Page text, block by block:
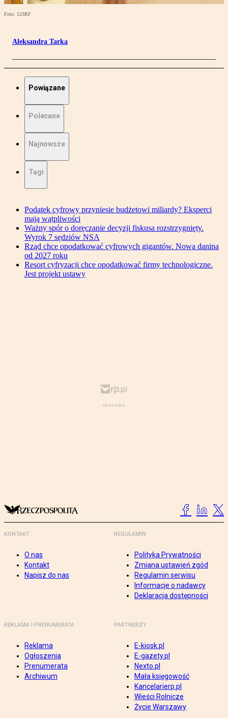
Foto: 123RF
Aleksandra Tarka
Powiązane
Polecane
Najnowsze
Tagi
Podatek cyfrowy przyniesie budżetowi miliardy? Eksperci
mają wątpliwości
Ważny spór o doręczanie decyzji fiskusa rozstrzygnięty.
Wyrok 7 sędziów NSA
Rząd chce opodatkować cyfrowych gigantów. Nowa danina
od 2027 roku
Resort cyfryzacji chce opodatkować firmy technologiczne.
Jest projekt ustawy
KONTAKT
O nas
Kontakt
Napisz do nas
REGULAMIN
Polityka Prywatności
Zmiana ustawień zgód
Regulamin serwisu
Informacje o nadawcy
Deklaracja dostępności
REKLAMA I PRENUMERATA
Reklama
Ogłoszenia
Prenumerata
Archiwum
PARTNERZY
E-kiosk.pl
E-gazety.pl
Nexto.pl
Mała księgowość
Kancelarierp.pl
Wieści Rolnicze
Życie Warszawy